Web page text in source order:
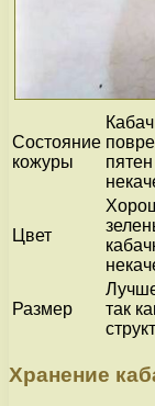
Состояние
кожуры
Цвет
Размер
так
Хранение